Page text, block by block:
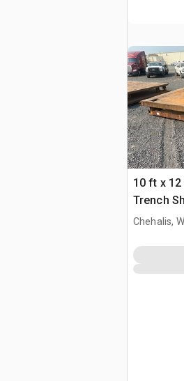
10 ft x
Trench
Chehalis,